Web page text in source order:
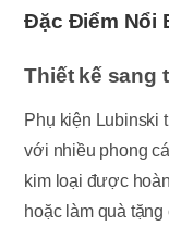
Đặc Điểm Nổi
Thiết kế sang
Phụ kiện Lubinski
với nhiều phong
kim loại được
hoặc làm quà